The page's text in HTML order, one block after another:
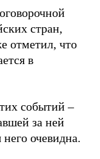
стран,
отметил, что
в
событий –
за ней
очевидна.